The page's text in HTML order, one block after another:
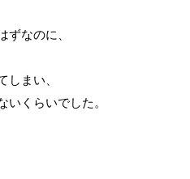
なのに、
まい、
くらいでした。